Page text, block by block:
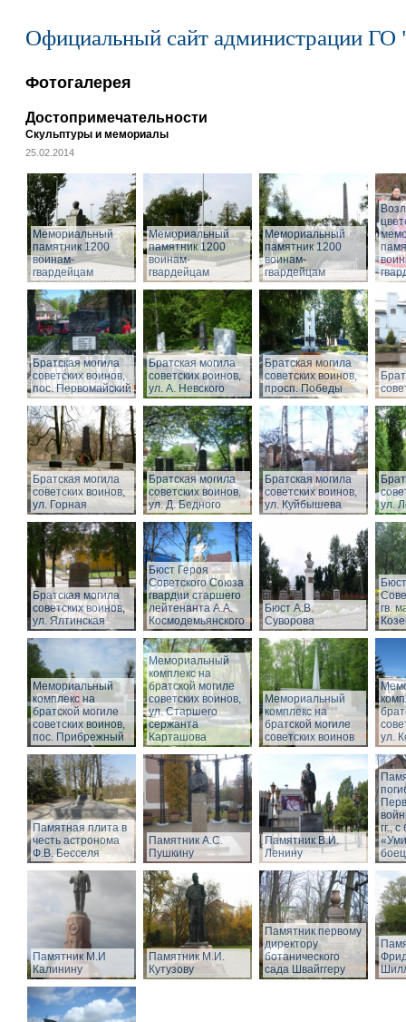
Официальный сайт администрации ГО
Фотогалерея
Достопримечательности
Скульптуры и мемориалы
25.02.2014
Мемориальный
памятник 1200
воинам-
гвардейцам
Мемориальный
памятник 1200
воинам-
гвардейцам
Мемориальный
памятник 1200
воинам-
гвардейцам
Братская могила
советских воинов,
пос. Первомайский
Братская могила
советских воинов,
ул. А. Невского
Братская могила
советских воинов,
просп. Победы
Братская могила
советских воинов,
ул. Горная
Братская могила
советских воинов,
ул. Д. Бедного
Братская могила
советских воинов,
ул. Куйбышева
ул.
Братская могила
советских воинов,
ул. Ялтинская
Бюст Героя
Советского Союза
гвардии старшего
лейтенанта А.А.
Космодемьянского
Бюст А.В.
Суворова
гв.
Мемориальный
комплекс на
братской могиле
советских воинов,
пос. Прибрежный
Мемориальный
комплекс на
братской могиле
советских воинов,
ул. Старшего
сержанта
Карташова
Мемориальный
комплекс на
братской могиле
советских воинов
ул.
Памятная плита в
честь астронома
Ф.В. Бесселя
Памятник А.С.
Пушкину
Памятник В.И.
Ленину
гг.,
Памятник М.И
Калинину
Памятник М.И.
Кутузову
Памятник первому
директору
ботанического
сада Швайггеру